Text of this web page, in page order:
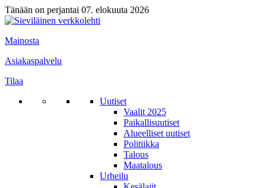
Tänään on perjantai 07. elokuuta 2026
Mainosta
Asiakaspalvelu
Tilaa
Uutiset
Vaalit 2025
Paikallisuutiset
Alueelliset uutiset
Politiikka
Talous
Maatalous
Urheilu